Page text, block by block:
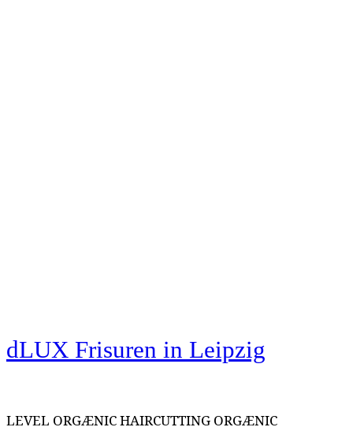
dLUX Frisuren in Leipzig
LEVEL ORGÆNIC HAIRCUTTING ORGÆNIC